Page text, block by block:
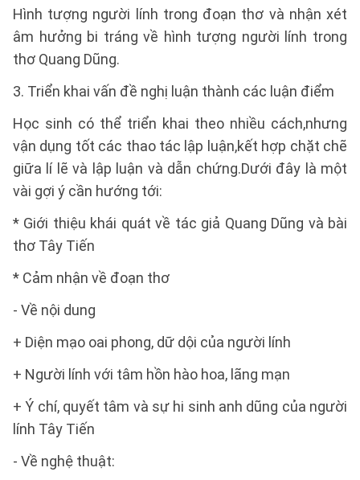
Hình tượng người lính trong đoạn thơ và nhận xét
âm hưởng bi tráng về hình tượng người lính trong
thơ Quang Dũng.
3. Triển khai vấn đề nghị luận thành các luận điểm
Học sinh có thể triển khai theo nhiều cách,nhưng
vận dụng tốt các thao tác lập luận,kết hợp chặt chẽ
giữa lí lẽ và lập luận và dẫn chứng.Dưới đây là một
vài gợi ý cần hướng tới:
* Giới thiệu khái quát về tác giả Quang Dũng và bài
thơ Tây Tiến
* Cảm nhận về đoạn thơ
- Về nội dung
+ Diện mạo oai phong, dữ dội của người lính
+ Người lính với tâm hồn hào hoa, lãng mạn
+ Ý chí, quyết tâm và sự hi sinh anh dũng của người
lính Tây Tiến
- Về nghệ thuật: